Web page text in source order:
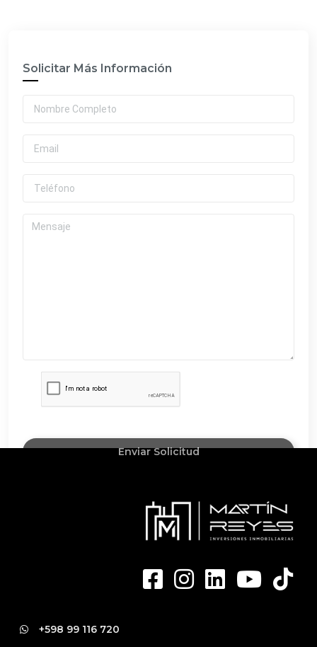
Solicitar Más Información
Enviar Solicitud
+598 99 116 720